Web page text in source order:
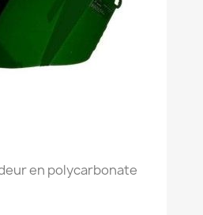
en polycarbonate